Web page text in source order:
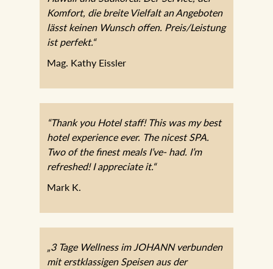
und das von Wien über Kalifornien,
Hawaii und Südkorea. Der Service, der
Komfort, die breite Vielfalt an Angeboten
Preis/Leistung ist perfekt.“
Mag. Kathy Eissler
“Thank you Hotel staff! This was my best
hotel experience ever. The nicest SPA.
refreshed! I appreciate it.“
Mark K.